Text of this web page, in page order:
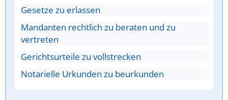
Gesetze zu erlassen
Mandanten rechtlich zu beraten und zu
vertreten
Gerichtsurteile zu vollstrecken
Notarielle Urkunden zu beurkunden